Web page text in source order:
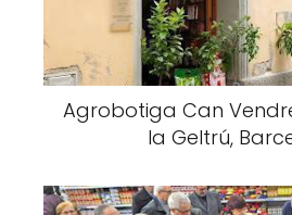
Agrobotiga Can
la Geltrú,